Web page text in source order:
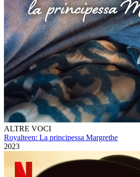
ALTRE VOCI
Royalteen: La principessa Margrethe
2023